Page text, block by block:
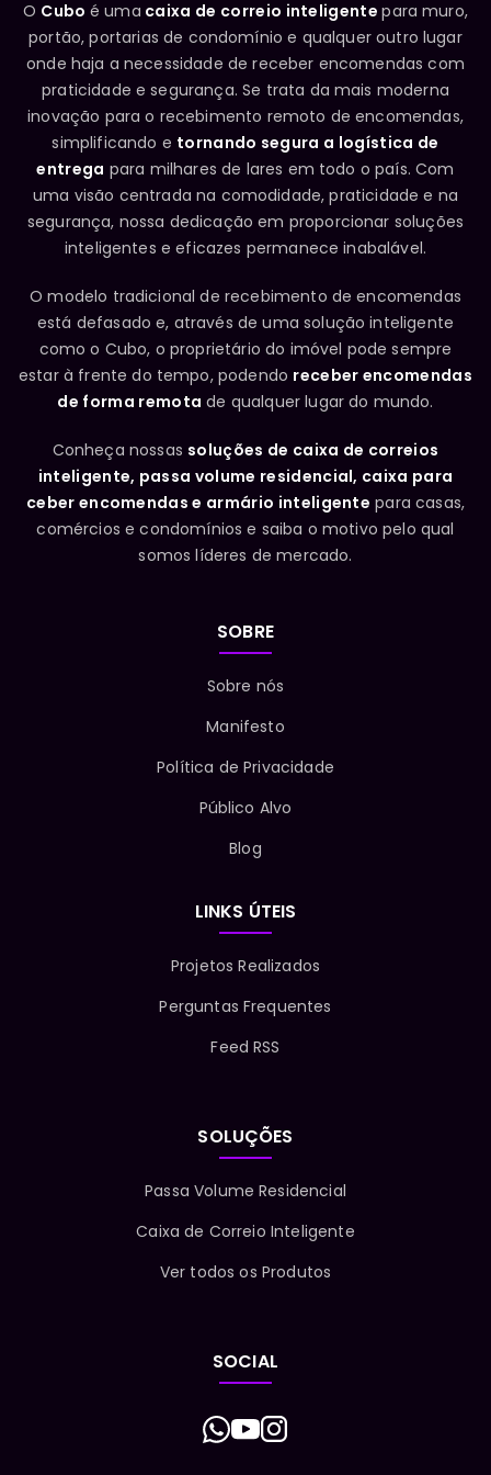
O Cubo é uma caixa de correio inteligentepara muro,
portão, portarias de condomínio e qualquer outro lugar
onde haja a necessidade de receber encomendas com
praticidade e segurança. Se trata da mais moderna
inovação para o recebimento remoto de encomendas,
simplificando e tornando segura a logística de
entrega para milhares de lares em todo o país. Com
uma visão centrada na comodidade, praticidade e na
segurança, nossa dedicação em proporcionar soluções
inteligentes e eficazes permanece inabalável.
O modelo tradicional de recebimento de encomendas
está defasado e, através de uma solução inteligente
como o Cubo, o proprietário do imóvel pode sempre
estar à frente do tempo, podendo receber encomendas
de forma remota de qualquer lugar do mundo.
Conheça nossas soluções de caixa de correios
inteligente, passa volume residencial, caixa para
ceber encomendas e armário inteligente para casas,
comércios e condomínios e saiba o motivo pelo qual
somos líderes de mercado.
SOBRE
Sobre nós
Manifesto
Política de Privacidade
Público Alvo
Blog
LINKS ÚTEIS
Projetos Realizados
Perguntas Frequentes
Feed RSS
SOLUÇÕES
Passa Volume Residencial
Caixa de Correio Inteligente
Ver todos os Produtos
SOCIAL